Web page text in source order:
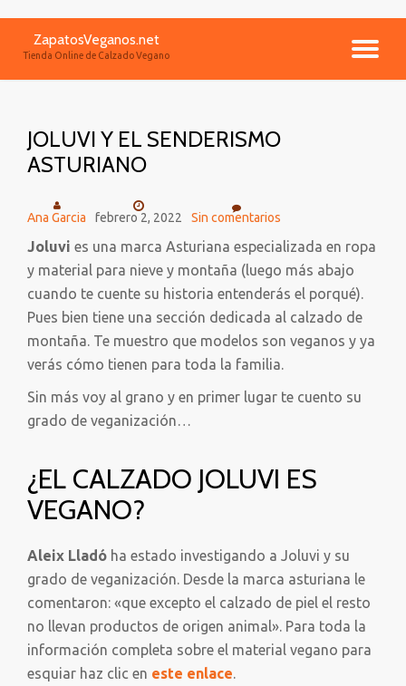
contenido
ZapatosVeganos.net
Tienda Online de Calzado Vegano
JOLUVI Y EL SENDERISMO
ASTURIANO
Ana Garcia febrero 2, 2022 Sin comentarios
Joluvi es una marca Asturiana especializada en ropa
y material para nieve y montaña (luego más abajo
cuando te cuente su historia entenderás el porqué).
Pues bien tiene una sección dedicada al calzado de
montaña. Te muestro que modelos son veganos y ya
verás cómo tienen para toda la familia.
Sin más voy al grano y en primer lugar te cuento su
grado de veganización…
¿EL CALZADO JOLUVI ES
VEGANO?
Aleix Lladó ha estado investigando a Joluvi y su
grado de veganización. Desde la marca asturiana le
comentaron: «que excepto el calzado de piel el resto
no llevan productos de origen animal». Para toda la
información completa sobre el material vegano para
esquiar haz clic en este enlace.